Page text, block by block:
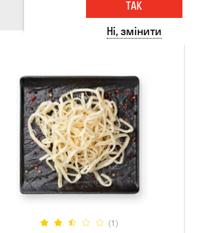
(1)
ТАК
Ні, змінити